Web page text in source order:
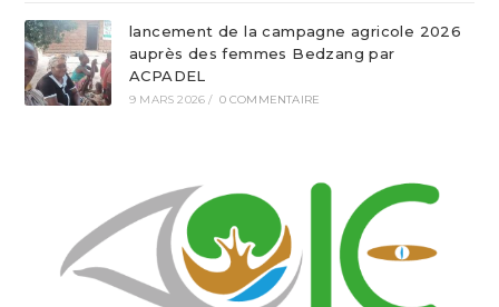
lancement de la campagne agricole 2026
auprès des femmes Bedzang par
ACPADEL
9 MARS 2026 / 0 COMMENTAIRE